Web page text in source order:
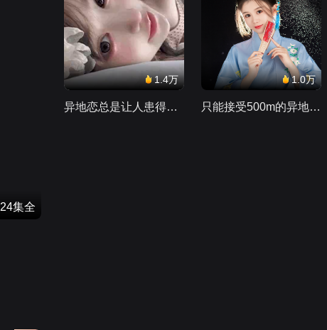
24集全
1.4万
异地恋总是让人患得患失。。。
1.0万
只能接受500m的异地恋，电动车没电了......